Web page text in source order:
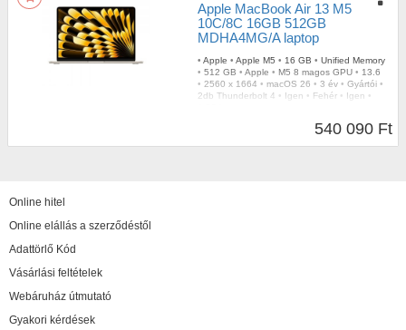
Apple MacBook Air 13 M5
10C/8C 16GB 512GB
MDHA4MG/A laptop
• Apple • Apple M5 • 16 GB • Unified Memory
• 512 GB • Apple • M5 8 magos GPU • 13.6
• 2560 x 1664 • macOS 26 • 3 év • Gyártói •
2db Thunderbolt 4 • Igen • Fehér • Igen •
540 090 Ft
Online hitel
Online elállás a szerződéstől
Adattörlő Kód
Vásárlási feltételek
Webáruház útmutató
Gyakori kérdések